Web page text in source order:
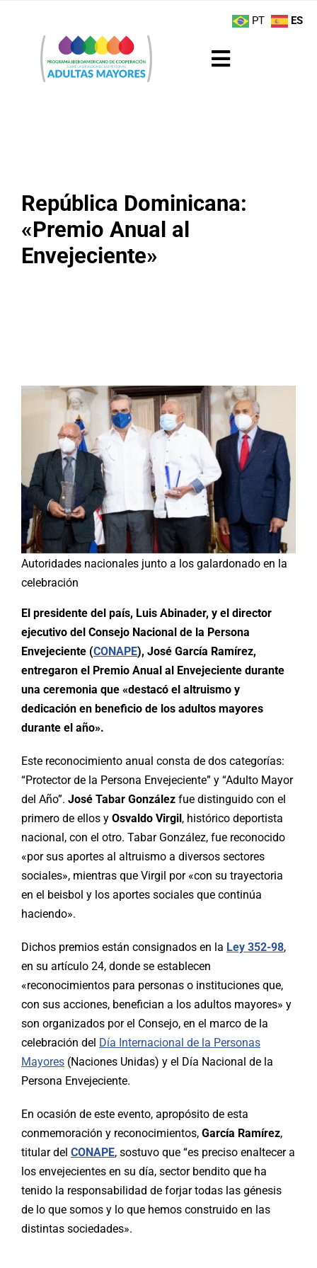
contenido
Toggle
Actividades
Boletín
República Dominicana:
«Premio Anual al
Envejeciente»
Autoridades nacionales junto a los galardonado en la
celebración
El presidente del país, Luis Abinader, y el director
ejecutivo del Consejo Nacional de la Persona
Envejeciente (CONAPE), José García Ramírez,
entregaron el Premio Anual al Envejeciente durante
una ceremonia que «destacó el altruismo y
dedicación en beneficio de los adultos mayores
durante el año».
Este reconocimiento anual consta de dos categorías:
“Protector de la Persona Envejeciente” y “Adulto Mayor
del Año”. José Tabar González fue distinguido con el
primero de ellos y Osvaldo Virgil, histórico deportista
nacional, con el otro. Tabar González, fue reconocido
«por sus aportes al altruismo a diversos sectores
sociales», mientras que Virgil por «con su trayectoria
en el beisbol y los aportes sociales que continúa
haciendo».
Dichos premios están consignados en la Ley 352-98,
en su artículo 24, donde se establecen
«reconocimientos para personas o instituciones que,
con sus acciones, benefician a los adultos mayores» y
son organizados por el Consejo, en el marco de la
celebración del Día Internacional de la Personas
Mayores (Naciones Unidas) y el Día Nacional de la
Persona Envejeciente.
En ocasión de este evento, apropósito de esta
conmemoración y reconocimientos, García Ramírez,
titular del CONAPE, sostuvo que “es preciso enaltecer a
los envejecientes en su día, sector bendito que ha
tenido la responsabilidad de forjar todas las génesis
de lo que somos y lo que hemos construido en las
distintas sociedades».
PT ES